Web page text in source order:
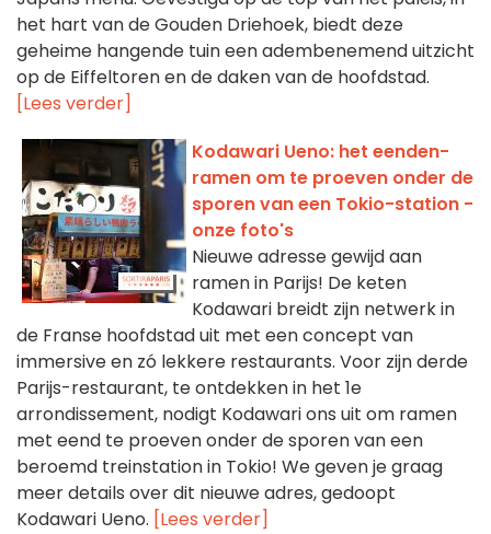
het hart van de Gouden Driehoek, biedt deze
geheime hangende tuin een adembenemend uitzicht
op de Eiffeltoren en de daken van de hoofdstad.
[Lees verder]
Kodawari Ueno: het eenden-
ramen om te proeven onder de
sporen van een Tokio-station -
onze foto's
Nieuwe adresse gewijd aan
ramen in Parijs! De keten
Kodawari breidt zijn netwerk in
de Franse hoofdstad uit met een concept van
immersive en zó lekkere restaurants. Voor zijn derde
Parijs-restaurant, te ontdekken in het 1e
arrondissement, nodigt Kodawari ons uit om ramen
met eend te proeven onder de sporen van een
beroemd treinstation in Tokio! We geven je graag
meer details over dit nieuwe adres, gedoopt
Kodawari Ueno. [Lees verder]